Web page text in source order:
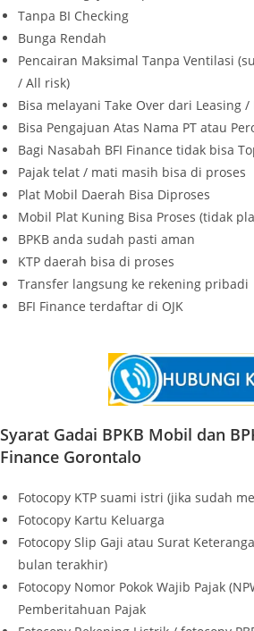
Tanpa BI Checking
Bunga Rendah
Pencairan Maksimal Tanpa Ventilasi
/ All risk)
Bisa melayani Take Over dari Leasing /
Bisa Pengajuan Atas Nama PT atau
Bagi Nasabah BFI Finance tidak bisa
Pajak telat / mati masih bisa di proses
Plat Mobil Daerah Bisa Diproses
Mobil Plat Kuning Bisa Proses (tidak
BPKB anda sudah pasti aman
KTP daerah bisa di proses
Transfer langsung ke rekening pribadi
BFI Finance terdaftar di OJK
Syarat Gadai BPKB Mobil dan
Finance Gorontalo
Fotocopy KTP suami istri (jika sudah
Fotocopy Kartu Keluarga
Fotocopy Slip Gaji atau Surat
bulan terakhir)
Fotocopy Nomor Pokok Wajib Pajak
Pemberitahuan Pajak